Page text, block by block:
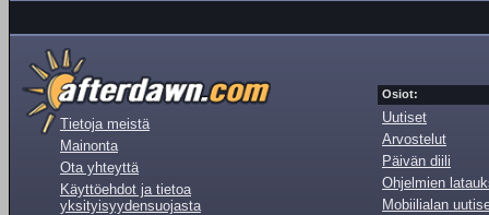
Tietoja meistä
Mainonta
Ota yhteyttä
Käyttöehdot ja tietoa
yksityisyydensuojasta
Osiot:
Uutiset
Arvostelut
Päivän diili
Ohjelmien
Mobiilialan